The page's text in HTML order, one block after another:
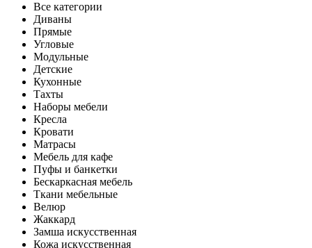
Все категории
Диваны
Прямые
Угловые
Модульные
Детские
Кухонные
Тахты
Наборы мебели
Кресла
Кровати
Матрасы
Мебель для кафе
Пуфы и банкетки
Бескаркасная мебель
Ткани мебельные
Велюр
Жаккард
Замша искусственная
Кожа искусственная